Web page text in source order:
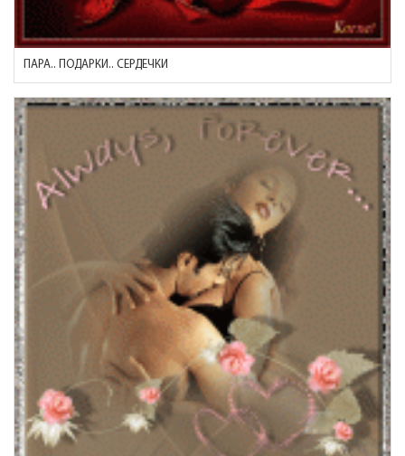
ПАРА.. ПОДАРКИ.. СЕРДЕЧКИ